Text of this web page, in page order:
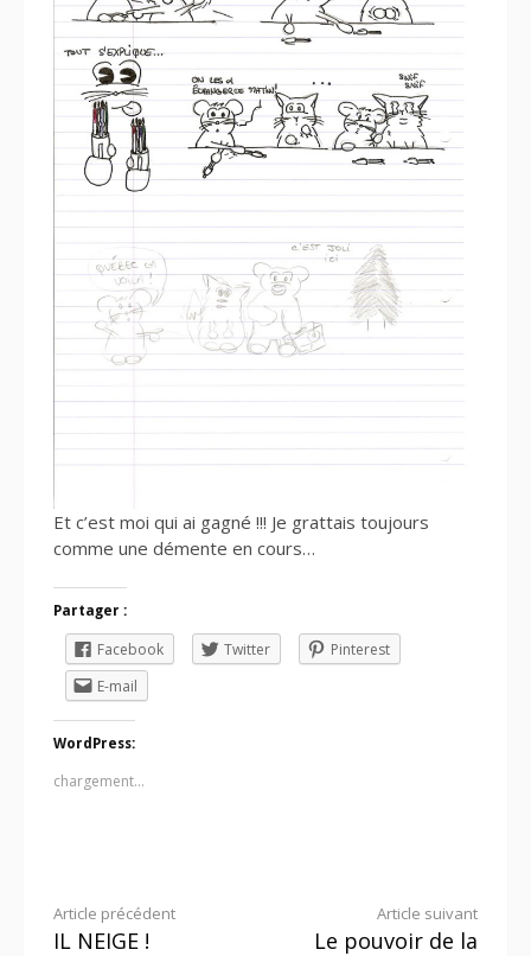
Et c’est moi qui ai gagné !!! Je grattais toujours
comme une démente en cours…
Partager :
Facebook Twitter
Pinterest
E-mail
WordPress:
chargement…
Lire
Article précédent
IL NEIGE !
Article suivant
Le pouvoir de la